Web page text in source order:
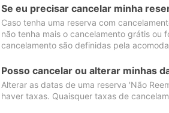
Se eu precisar cancelar minha
Caso tenha uma reserva com
não tenha mais o cancelamento grátis ou
cancelamento são definidas pela
Posso cancelar ou alterar minhas
Alterar as datas de uma reserva 'Não
haver taxas. Quaisquer taxas de